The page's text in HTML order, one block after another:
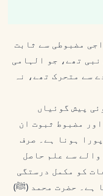
مضبوطی سے ثابت
تھے، جو الہامی
سے متحرک تھے، نہ
پیش گوئیاں
مضبوط ثبوت ان
ہونا ہے۔ صرف
سے علم حاصل
کو مکمل درستگی
ہے۔ حضرت محمد (ﷺ)